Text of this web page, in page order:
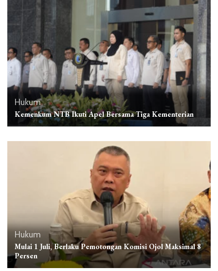
Hukum
Kemenkum NTB Ikuti Apel Bersama Tiga Kementerian
Hukum
Mulai 1 Juli, Berlaku Pemotongan Komisi Ojol Maksimal 8
Persen